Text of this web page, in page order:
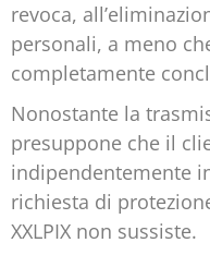
revoca,
personali, a meno
completamente
Nonostante la
presuppone che il
indipendentemente
richiesta di
XXLPIX non sussiste.